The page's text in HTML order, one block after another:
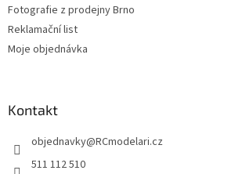
Fotografie z prodejny Brno
Reklamační list
Moje objednávka
Kontakt
objednavky@RCmodelari.cz
511 112 510